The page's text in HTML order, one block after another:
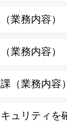
業務内容）
業務内容）
（業務内容）
ュリティを